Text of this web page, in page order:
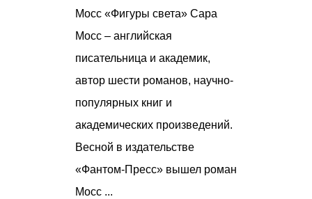
Мосс «Фигуры света» Сара
Мосс – английская
писательница и академик,
автор шести романов, научно-
популярных книг и
академических произведений.
Весной в издательстве
«Фантом-Пресс» вышел роман
Мосс ...